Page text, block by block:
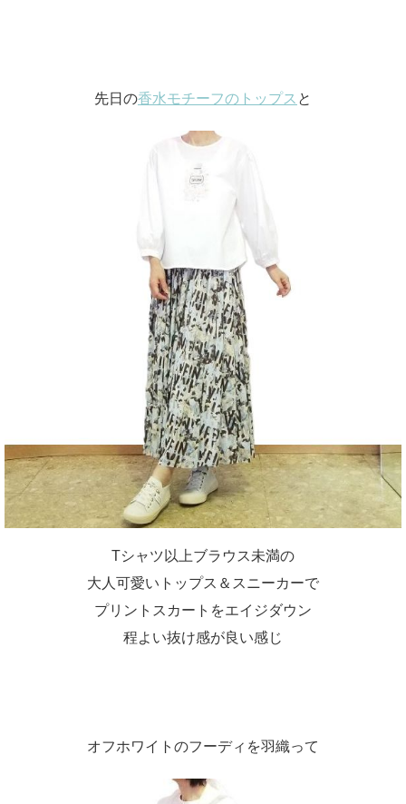
先日の香水モチーフのトップス と
Tシャツ以上ブラウス未満の
大人可愛いトップス＆スニーカーで
プリントスカートをエイジダウン
程よい抜け感が良い感じ
オフホワイトのフーディを羽織って